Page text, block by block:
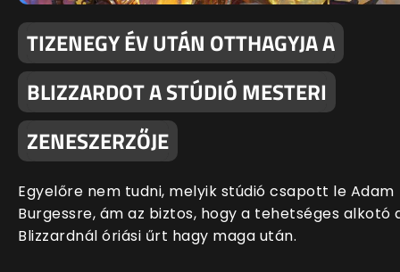
TIZENEGY ÉV UTÁN OTTHAGYJA A
BLIZZARDOT A STÚDIÓ MESTERI
ZENESZERZŐJE
Egyelőre nem tudni, melyik stúdió csapott le Adam
Burgessre, ám az biztos, hogy a tehetséges alkotó
Blizzardnál óriási űrt hagy maga után.